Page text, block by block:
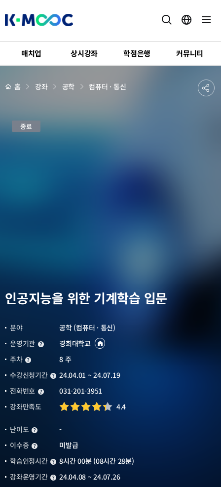
K-
매치업 상시강좌 학점은행 커뮤니티
강
세하
위 홈 강좌 공학 컴퓨터 · 통신
공
인
공 종료
인공지능을 위한 기계학습 입문
분야
공학 (컴퓨터 · 통신)
운영기관 운영기관경희대학교
운영기관
바로가기
주차 주차
8 주
수강신청기간 수강신청기간
24.04.01 ~ 24.07.19
전화번호 전화번호031-201-3951
강좌만족도
4.4
난이도 난이도
-
이수증 이수증
미발급
학습인정시간 학습인정시간
8시간 00분 (08시간 28분)
강좌운영기간 강좌운영기간
24.04.08 ~ 24.07.26